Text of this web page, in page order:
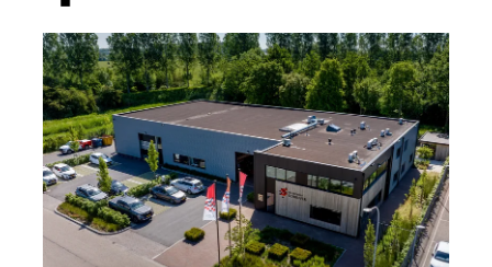
Werken bij